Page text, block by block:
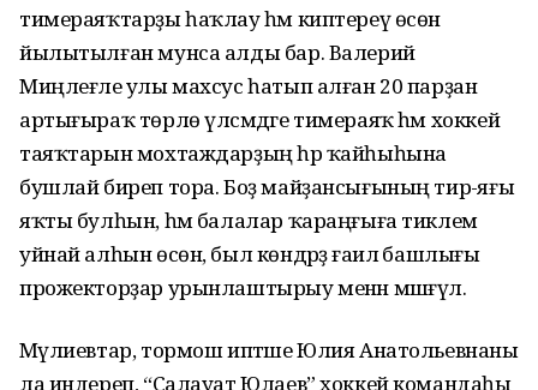
тимераяҡтарҙы һаҡлау һәм киптереү өсөн
йылытылған мунса алды бар. Валерий
Миңлеғәле улы махсус һатып алған 20 парҙан
артығыраҡ төрлө үлсәмдәге тимераяҡ һәм хоккей
таяҡтарын мохтаждарҙың һәр ҡайһыһына
бушлай биреп тора. Боҙ майҙансығының тирә-яғы
яҡты булһын, һәм балалар ҡараңғыға тиклем
уйнай алһын өсөн, был көндәрҙә ғаилә башлығы
прожекторҙар урынлаштырыу менән мәшғүл.
Мәүлиевтар, тормош иптәше Юлия Анатольевнаны
ла индереп, “Салауат Юлаев” хоккей командаһы